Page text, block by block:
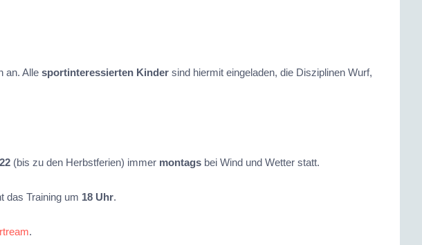
an. Alle sportinteressierten Kindersind hiermit eingeladen, die Disziplinen Wurf,
(bis zu den Herbstferien) immer montagsbei Wind und Wetter statt.
das Training um 18 Uhr.
.